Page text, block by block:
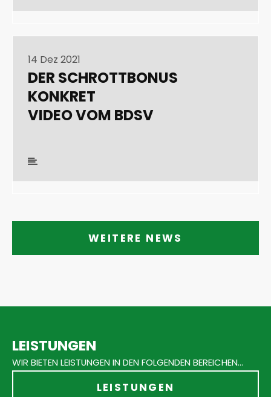
14 Dez 2021
DER SCHROTTBONUS
KONKRET
VIDEO VOM BDSV
WEITERE NEWS
LEISTUNGEN
WIR BIETEN LEISTUNGEN IN DEN FOLGENDEN BEREICHEN...
LEISTUNGEN